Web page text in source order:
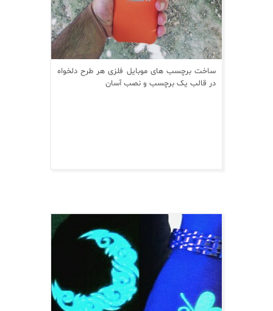
ساخت برچسب های موبایل فلزی هر طرح دلخواه
در قالب یک برچسب و نصب آسان